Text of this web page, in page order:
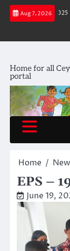
Skip
Aug 7, 2026
Stamp Album 2025
Home for all
portal
Home
EPS –
June 19,